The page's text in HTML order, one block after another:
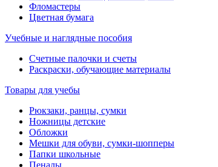
Фломастеры
Цветная бумага
Учебные и наглядные пособия
Счетные палочки и счеты
Раскраски, обучающие материалы
Товары для учебы
Рюкзаки, ранцы, сумки
Ножницы детские
Обложки
Мешки для обуви, сумки-шопперы
Папки школьные
Пеналы